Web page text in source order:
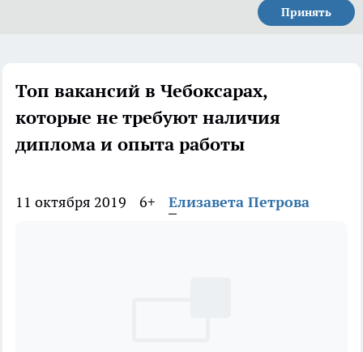
Принять
Топ вакансий в Чебоксарах,
которые не требуют наличия
диплома и опыта работы
11 октября 2019 6+ Елизавета Петрова